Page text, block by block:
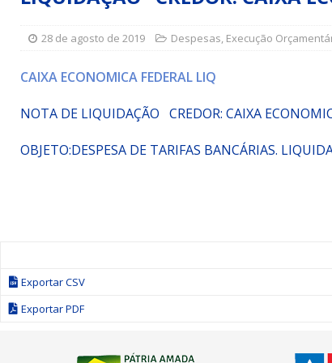
[ 15 de julho de 2026 ] Vereador Sérgio Glauber
DESTAQUE
28 de agosto de 2019 Despesas, Execução
CAIXA ECONOMICA FEDERAL LIQ
NOTA DE LIQUIDAÇÃO CREDOR: CAIXA
OBJETO:DESPESA DE TARIFAS BANCÁRIAS.
Exportar CSV
Exportar PDF